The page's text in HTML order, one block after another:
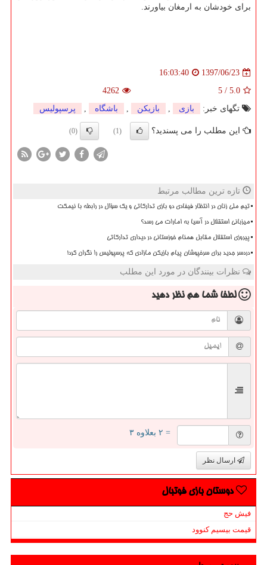
برای خودشان به ارمغان بیاورند.
1397/06/23
16:03:40
5.0
/
5
4262
تگهای خبر:
بازی , بازیكن , باشگاه , پرسپولیس
این مطلب را می پسندید؟ (1)
(0)
تازه ترین مطالب مرتبط
تیم ملی زنان در انتظار فیفادی دو بازی تدارکاتی و یک سؤال در رابطه با نیمکت
میزبانی استقلال در آسیا به امارات می رسد؟
پیروزی استقلال مقابل همنام خوزستانی در دیداری تدارکاتی
دردسر جدید برای سرخپوشان پیام بازیکن مازادی که پرسپولیس را نگران کرد!
نظرات بینندگان در مورد این مطلب
لطفا شما همنظر دهید
= ۲ بعلاوه ۳
ارسال نظر
دوستان بازی فوتبال
فیش حج
قیمت بیسیم کنوود